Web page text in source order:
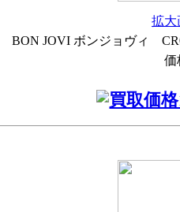
拡大
BON JOVI ボンジョヴィ
価